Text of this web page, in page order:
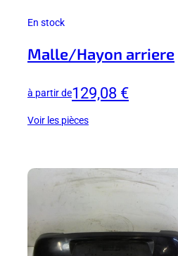
En stock
Malle/Hayon arriere
à partir de129,08 €
Voir les pièces